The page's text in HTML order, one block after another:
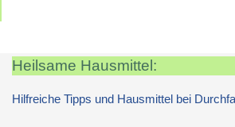
Heilsame Hausmittel:
Hilfreiche Tipps und Hausmittel bei